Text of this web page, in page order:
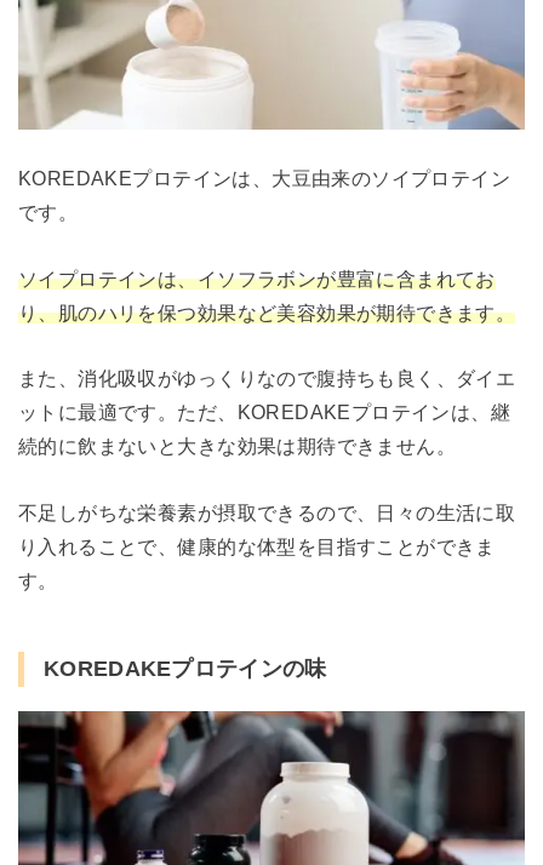
KOREDAKEプロテインは、大豆由来のソイプロテイン
です。
ソイプロテインは、イソフラボンが豊富に含まれてお
り、肌のハリを保つ効果など美容効果が期待できます。
また、消化吸収がゆっくりなので腹持ちも良く、ダイエ
ットに最適です。ただ、KOREDAKEプロテインは、継
続的に飲まないと大きな効果は期待できません。
不足しがちな栄養素が摂取できるので、日々の生活に取
り入れることで、健康的な体型を目指すことができま
す。
KOREDAKEプロテインの味